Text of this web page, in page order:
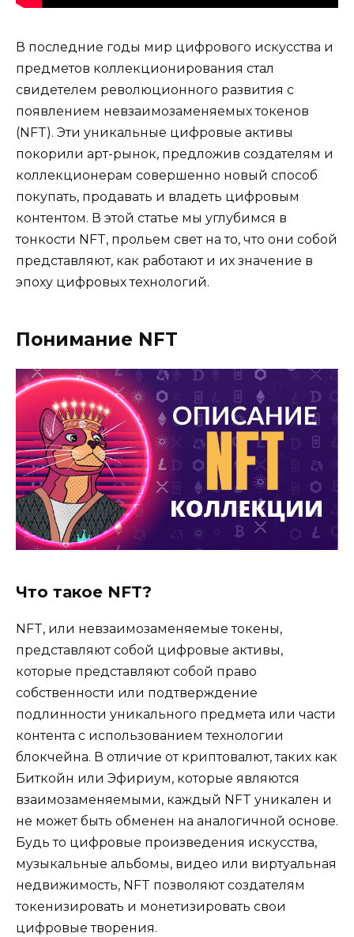
В последние годы мир цифрового искусства и
предметов коллекционирования стал
свидетелем революционного развития с
появлением невзаимозаменяемых токенов
(NFT). Эти уникальные цифровые активы
покорили арт-рынок, предложив создателям и
коллекционерам совершенно новый способ
покупать, продавать и владеть цифровым
контентом. В этой статье мы углубимся в
тонкости NFT, прольем свет на то, что они собой
представляют, как работают и их значение в
эпоху цифровых технологий.
Понимание NFT
Что такое NFT?
NFT, или невзаимозаменяемые токены,
представляют собой цифровые активы,
которые представляют собой право
собственности или подтверждение
подлинности уникального предмета или части
контента с использованием технологии
блокчейна. В отличие от криптовалют, таких как
Биткойн или Эфириум, которые являются
взаимозаменяемыми, каждый NFT уникален и
не может быть обменен на аналогичной основе.
Будь то цифровые произведения искусства,
музыкальные альбомы, видео или виртуальная
недвижимость, NFT позволяют создателям
токенизировать и монетизировать свои
цифровые творения.